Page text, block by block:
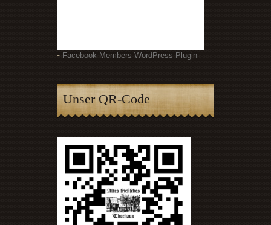
- Facebook Members WordPress Plugin
Unser QR-Code